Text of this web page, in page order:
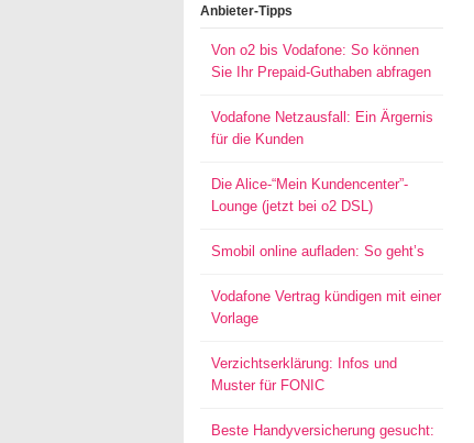
Anbieter-Tipps
Von o2 bis Vodafone: So können
Sie Ihr Prepaid-Guthaben abfragen
Vodafone Netzausfall: Ein Ärgernis
für die Kunden
Die Alice-“Mein Kundencenter”-
Lounge (jetzt bei o2 DSL)
Smobil online aufladen: So geht’s
Vodafone Vertrag kündigen mit einer
Vorlage
Verzichtserklärung: Infos und
Muster für FONIC
Beste Handyversicherung gesucht: